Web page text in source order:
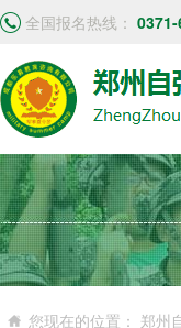
全国报名热线：
您现在的位置： 郑州